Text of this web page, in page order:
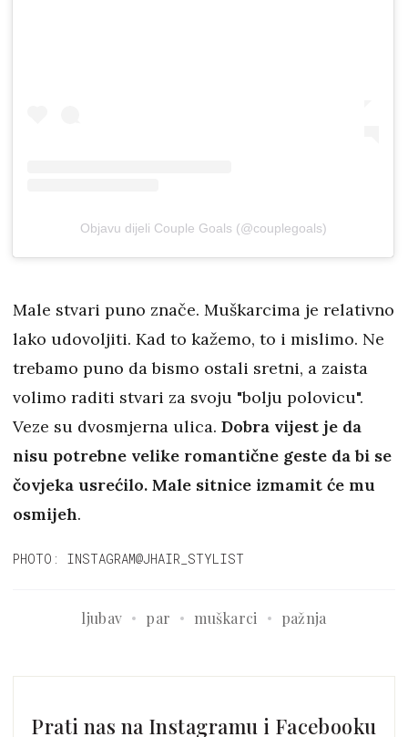
Objavu dijeli Couple Goals (@couplegoals)
Male stvari puno znače. Muškarcima je relativno
lako udovoljiti. Kad to kažemo, to i mislimo. Ne
trebamo puno da bismo ostali sretni, a zaista
volimo raditi stvari za svoju "bolju polovicu".
Veze su dvosmjerna ulica. Dobra vijest je da
nisu potrebne velike romantične geste da bi se
čovjeka usrećilo. Male sitnice izmamit će mu
osmijeh.
PHOTO: INSTAGRAM@JHAIR_STYLIST
ljubav par muškarci pažnja
Prati nas na Instagramu i Facebooku